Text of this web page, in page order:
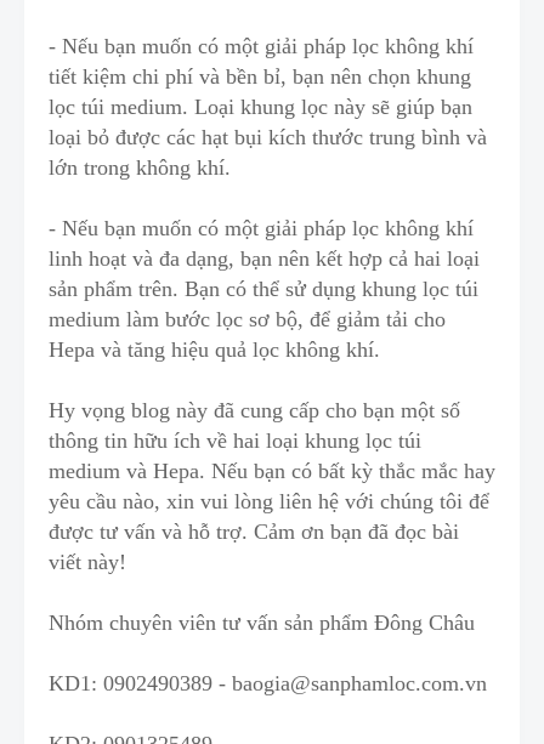
- Nếu bạn muốn có một giải pháp lọc không khí
tiết kiệm chi phí và bền bỉ, bạn nên chọn khung
lọc túi medium. Loại khung lọc này sẽ giúp bạn
loại bỏ được các hạt bụi kích thước trung bình và
lớn trong không khí.
- Nếu bạn muốn có một giải pháp lọc không khí
linh hoạt và đa dạng, bạn nên kết hợp cả hai loại
sản phẩm trên. Bạn có thể sử dụng khung lọc túi
medium làm bước lọc sơ bộ, để giảm tải cho
Hepa và tăng hiệu quả lọc không khí.
Hy vọng blog này đã cung cấp cho bạn một số
thông tin hữu ích về hai loại khung lọc túi
medium và Hepa. Nếu bạn có bất kỳ thắc mắc hay
yêu cầu nào, xin vui lòng liên hệ với chúng tôi để
được tư vấn và hỗ trợ. Cảm ơn bạn đã đọc bài
viết này!
Nhóm chuyên viên tư vấn sản phẩm Đông Châu
KD1: 0902490389 - baogia@sanphamloc.com.vn